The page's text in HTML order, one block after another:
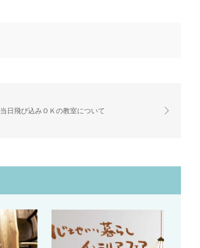
当日飛び込みＯＫの教室について